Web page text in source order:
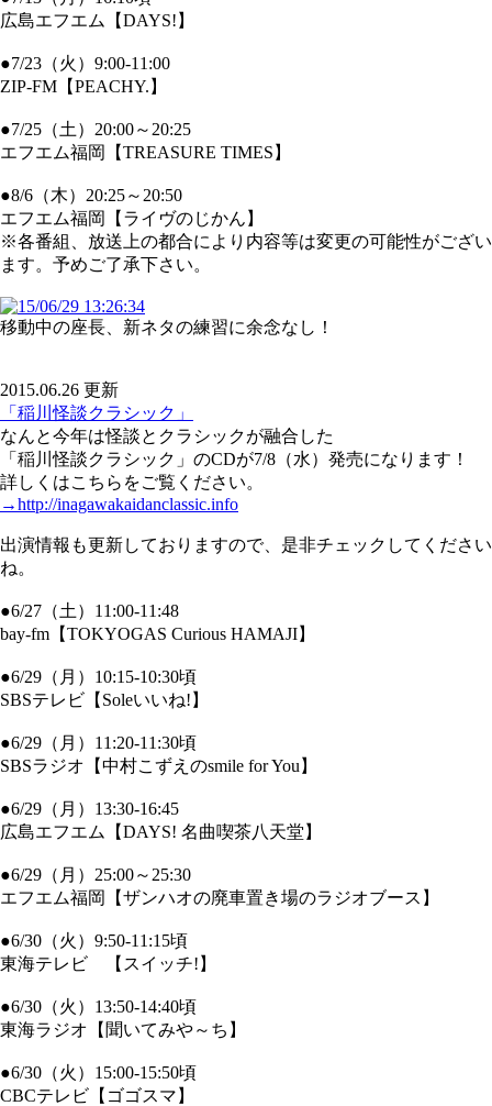
広島エフエム【DAYS!】
●7/23（火）9:00-11:00
ZIP-FM【PEACHY.】
●7/25（土）20:00～20:25
エフエム福岡【TREASURE TIMES】
●8/6（木）20:25～20:50
エフエム福岡【ライヴのじかん】
※各番組、放送上の都合により内容等は変更の可能性がござい
ます。予めご了承下さい。
移動中の座長、新ネタの練習に余念なし！
2015.06.26 更新
「稲川怪談クラシック」
なんと今年は怪談とクラシックが融合した
「稲川怪談クラシック」のCDが7/8（水）発売になります！
詳しくはこちらをご覧ください。
→http://inagawakaidanclassic.info
出演情報も更新しておりますので、是非チェックしてください
ね。
●6/27（土）11:00-11:48
bay-fm【TOKYOGAS Curious HAMAJI】
●6/29（月）10:15-10:30頃
SBSテレビ【Soleいいね!】
●6/29（月）11:20-11:30頃
SBSラジオ【中村こずえのsmile for You】
●6/29（月）13:30-16:45
広島エフエム【DAYS! 名曲喫茶八天堂】
●6/29（月）25:00～25:30
エフエム福岡【ザンハオの廃車置き場のラジオブース】
●6/30（火）9:50-11:15頃
東海テレビ 【スイッチ!】
●6/30（火）13:50-14:40頃
東海ラジオ【聞いてみや～ち】
●6/30（火）15:00-15:50頃
CBCテレビ【ゴゴスマ】